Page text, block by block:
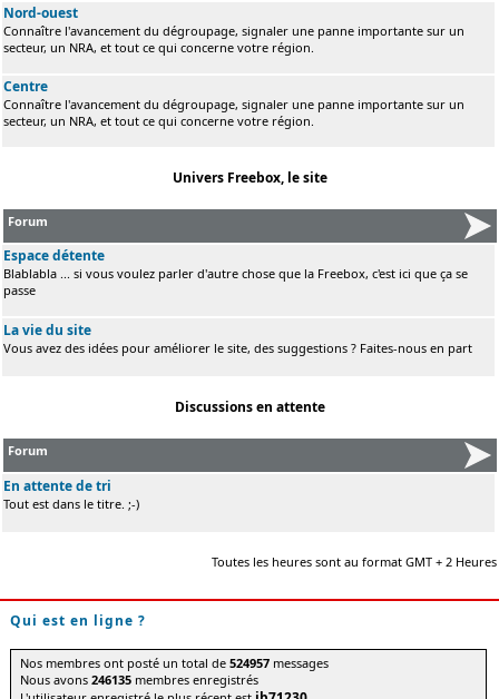
Nord-ouest
Connaître l'avancement du dégroupage, signaler une panne importante sur un
secteur, un NRA, et tout ce qui concerne votre région.
Centre
Connaître l'avancement du dégroupage, signaler une panne importante sur un
secteur, un NRA, et tout ce qui concerne votre région.
Univers Freebox, le site
Forum
Espace détente
Blablabla ... si vous voulez parler d'autre chose que la Freebox, c'est ici que ça se
passe
La vie du site
Vous avez des idées pour améliorer le site, des suggestions ? Faites-nous en part
Discussions en attente
Forum
En attente de tri
Tout est dans le titre. ;-)
Toutes les heures sont au format GMT + 2 Heures
Qui est en ligne ?
Nos membres ont posté un total de524957 messages
Nous avons246135 membres enregistrés